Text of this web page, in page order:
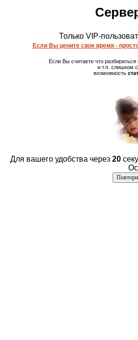
Только VIP-
Если Вы цените свое время -
Если Вы считаете что
и т.п. слишком
возможность
Для вашего удобства через 20